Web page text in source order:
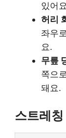
있어
허리
좌우
요.
무릎
쪽으
돼요.
스트레